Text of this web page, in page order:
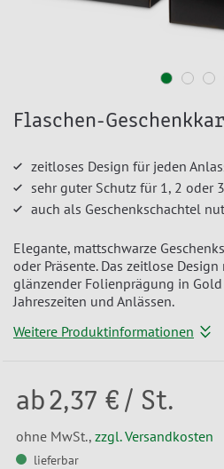
Flaschen-
zeitloses Design für jeden
sehr guter Schutz für 1, 2 oder
auch als Geschenkschachtel
Elegante, mattschwarze
oder Präsente. Das zeitlose
glänzender Folienprägung in
Jahreszeiten und Anlässen.
Weitere Produktinformationen
ab2,37 € / St.
ohne MwSt., zzgl. Versandkosten
lieferbar